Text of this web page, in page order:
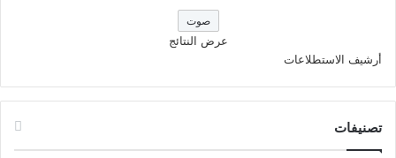
عرض النتائج
أرشيف الاستطلاعات
تصنيفات